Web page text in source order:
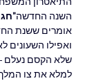
השנה החדשה
אומרים ששנת
ואפילו
שלא הקסם נעלם
למלא את צו